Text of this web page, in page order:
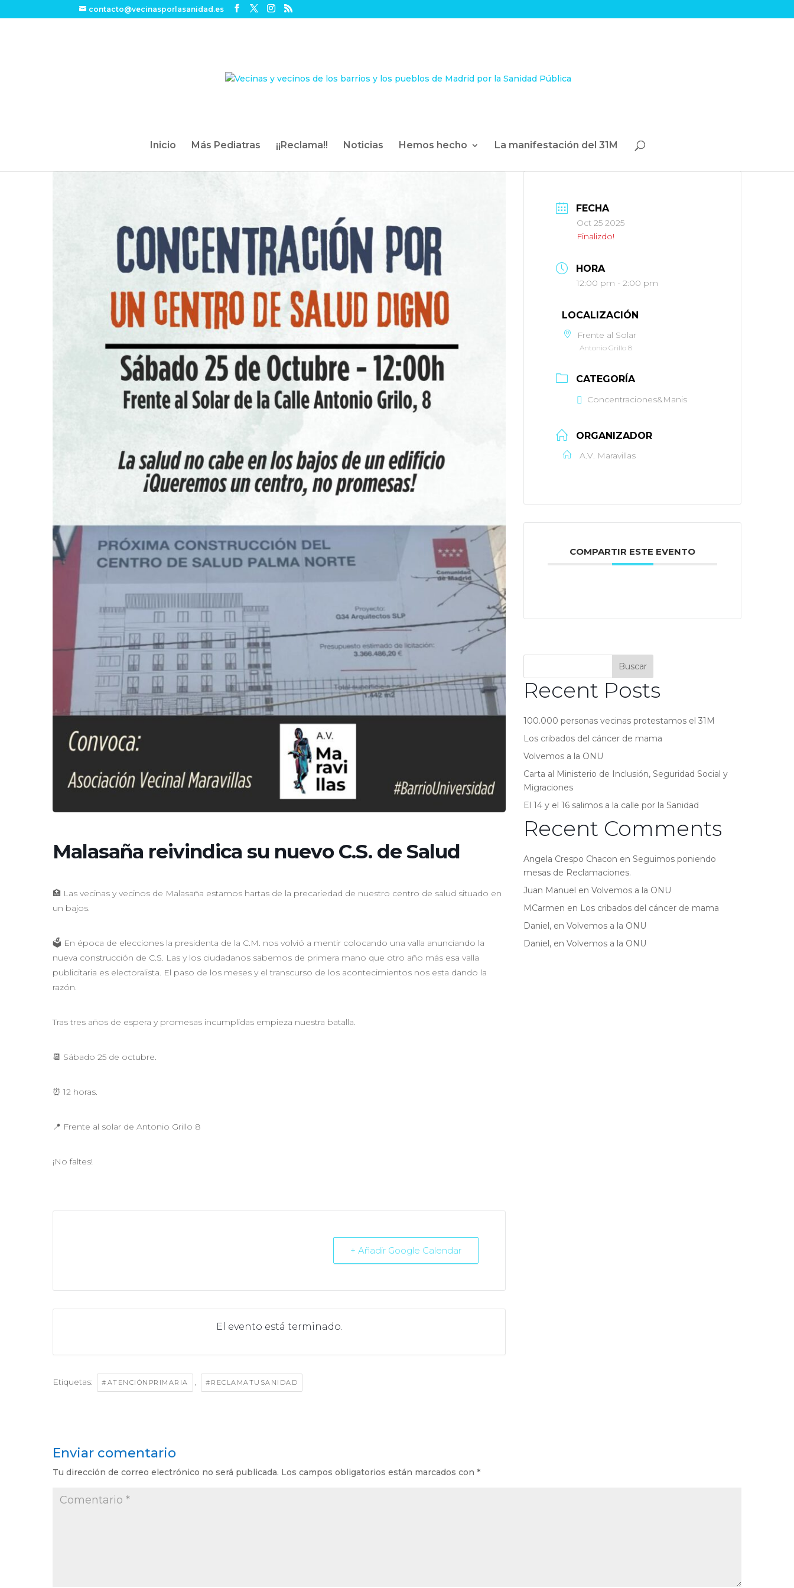
contacto@vecinasporlasanidad.es
Inicio Más Pediatras ¡¡Reclama!! Noticias Hemos hecho La manifestación del 31M
Malasaña reivindica su nuevo C.S. de Salud
🏥 Las vecinas y vecinos de Malasaña estamos hartas de la precariedad de nuestro centro de salud situado en
un bajos.
🗳️ En época de elecciones la presidenta de la C.M. nos volvió a mentir colocando una valla anunciando la
nueva construcción de C.S. Las y los ciudadanos sabemos de primera mano que otro año más esa valla
publicitaria es electoralista. El paso de los meses y el transcurso de los acontecimientos nos esta dando la
razón.
Tras tres años de espera y promesas incumplidas empieza nuestra batalla.
📆 Sábado 25 de octubre.
⏰ 12 horas.
📍 Frente al solar de Antonio Grillo 8
¡No faltes!
+ Añadir Google Calendar
El evento está terminado.
Etiquetas: #ATENCIÓNPRIMARIA , #RECLAMATUSANIDAD
FECHA
Oct 25 2025
Finalizdo!
HORA
12:00 pm - 2:00 pm
LOCALIZACIÓN
Frente al Solar
Antonio Grillo 8
CATEGORÍA
Concentraciones&Manis
ORGANIZADOR
A.V. Maravillas
COMPARTIR ESTE EVENTO
Buscar
Recent Posts
100.000 personas vecinas protestamos el 31M
Los cribados del cáncer de mama
Volvemos a la ONU
Carta al Ministerio de Inclusión, Seguridad Social y
Migraciones
El 14 y el 16 salimos a la calle por la Sanidad
Recent Comments
Angela Crespo Chacon enSeguimos poniendo
mesas de Reclamaciones.
Juan Manuel enVolvemos a la ONU
MCarmen en Los cribados del cáncer de mama
Daniel, enVolvemos a la ONU
Daniel, enVolvemos a la ONU
Enviar comentario
Tu dirección de correo electrónico no será publicada. Los campos obligatorios están marcados con *